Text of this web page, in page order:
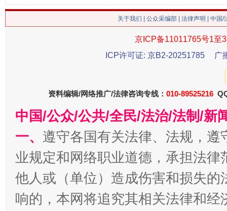
习近平的博鳌关键词
魏明亮
“刷贴”乱象丛生
关于我们 公众采编部 法律声明 | 中国
京ICP备11011765号1至
ICP许可证: 京B2-20251785
广
资料编辑/网络推广/法律咨询专线： 010-89525216
中国/公众/公共/全民/法治/法制/新
一、 遵守各国有关法律、法规，
业规定和网络职业道德，承担法
他人或（单位）造成伤害和损失
响的，本网将追究其相关法律和